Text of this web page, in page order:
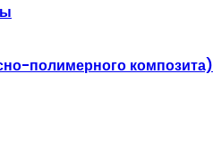
полимерного композита)